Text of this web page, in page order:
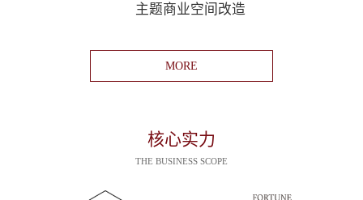
主题商业空间改造
MORE
核心实力
THE BUSINESS SCOPE